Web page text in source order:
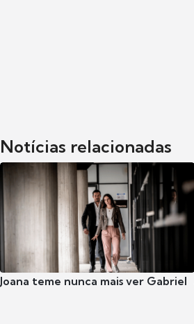
Notícias relacionadas
Joana teme nunca mais ver Gabriel